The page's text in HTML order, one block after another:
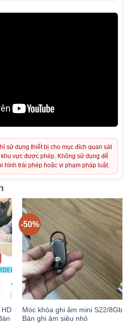
sử dụng thiết bị cho mục đích quan sát
vực được phép. Không sử dụng để
hình trái phép hoặc vi phạm pháp luật.
-50%
Móc khóa ghi âm mini S22/8Gb
Bán ghi âm siêu nhỏ